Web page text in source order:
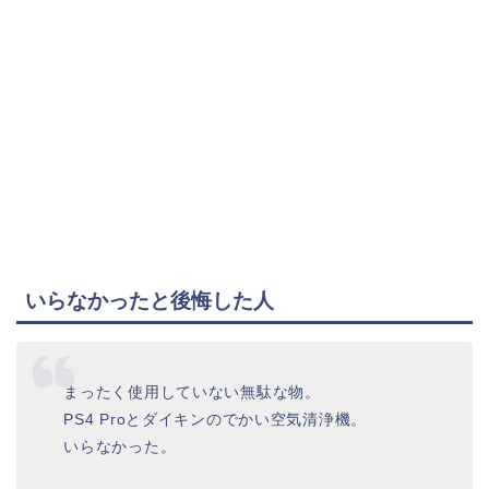
いらなかったと後悔した人
まったく使用していない無駄な物。
PS4 Proとダイキンのでかい空気清浄機。
いらなかった。